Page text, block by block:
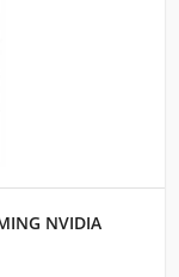
NVIDIA